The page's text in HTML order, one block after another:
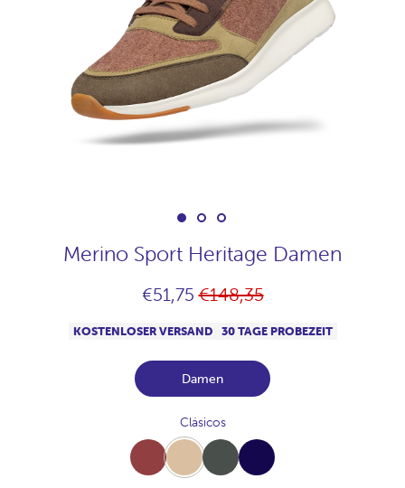
Merino Sport Heritage Damen
€51,75Normaler
€148,35
KOSTENLOSER VERSAND 30 TAGE PROBEZEIT
Damen
Clásicos
Burdeos Beige Khaki Navy